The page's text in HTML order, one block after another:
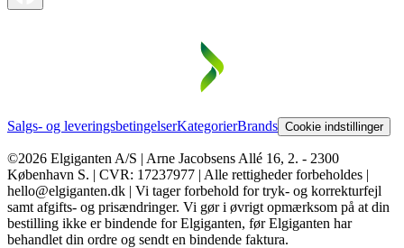
Salgs- og leveringsbetingelserKategorierBrands Cookie indstillinger
©2026 Elgiganten A/S | Arne Jacobsens Allé 16, 2. - 2300
København S. | CVR: 17237977 | Alle rettigheder forbeholdes |
hello@elgiganten.dk | Vi tager forbehold for tryk- og korrekturfejl
samt afgifts- og prisændringer. Vi gør i øvrigt opmærksom på at din
bestilling ikke er bindende for Elgiganten, før Elgiganten har
behandlet din ordre og sendt en bindende faktura.